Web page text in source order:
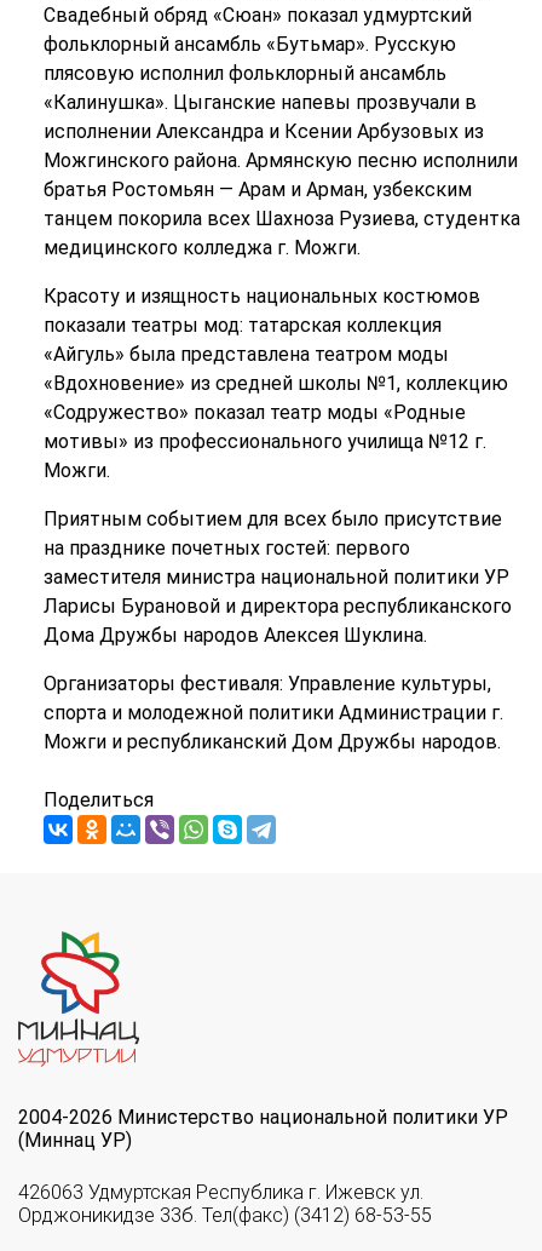
Свадебный обряд «Сюан» показал удмуртский
фольклорный ансамбль «Бутьмар». Русскую
плясовую исполнил фольклорный ансамбль
«Калинушка». Цыганские напевы прозвучали в
исполнении Александра и Ксении Арбузовых из
Можгинского района. Армянскую песню исполнили
братья Ростомьян — Арам и Арман, узбекским
танцем покорила всех Шахноза Рузиева, студентка
медицинского колледжа г. Можги.
Красоту и изящность национальных костюмов
показали театры мод: татарская коллекция
«Айгуль» была представлена театром моды
«Вдохновение» из средней школы №1, коллекцию
«Содружество» показал театр моды «Родные
мотивы» из профессионального училища №12 г.
Можги.
Приятным событием для всех было присутствие
на празднике почетных гостей: первого
заместителя министра национальной политики УР
Ларисы Бурановой и директора республиканского
Дома Дружбы народов Алексея Шуклина.
Организаторы фестиваля: Управление культуры,
спорта и молодежной политики Администрации г.
Можги и республиканский Дом Дружбы народов.
Поделиться
2004-2026 Министерство национальной политики УР
(Миннац УР)
426063 Удмуртская Республика г. Ижевск ул.
Орджоникидзе 33б. Тел(факс) (3412) 68-53-55